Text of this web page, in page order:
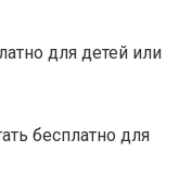
для детей или
бесплатно для